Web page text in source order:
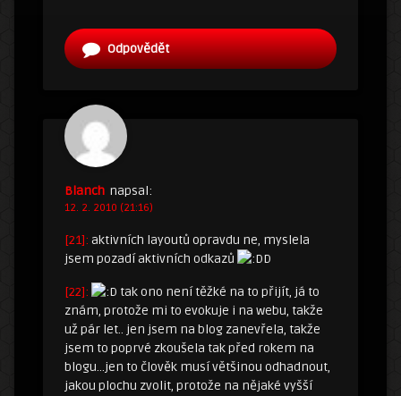
Odpovědět
Blanch napsal:
12. 2. 2010 (21:16)
[21]: aktivních layoutů opravdu ne, myslela
jsem pozadí aktivních odkazů
D
[22]:
tak ono není těžké na to přijít, já to
znám, protože mi to evokuje i na webu, takže
už pár let.. jen jsem na blog zanevřela, takže
jsem to poprvé zkoušela tak před rokem na
blogu…jen to člověk musí většinou odhadnout,
jakou plochu zvolit, protože na nějaké vyšší